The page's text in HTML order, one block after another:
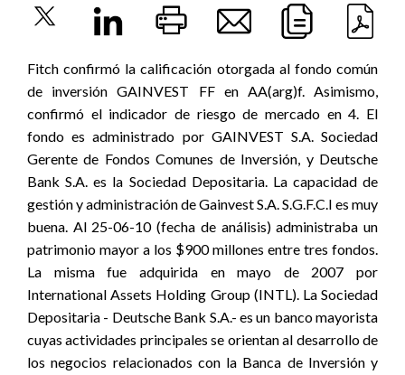
Fitch confirmó la calificación otorgada al fondo común
de inversión GAINVEST FF en AA(arg)f. Asimismo,
confirmó el indicador de riesgo de mercado en 4. El
fondo es administrado por GAINVEST S.A. Sociedad
Gerente de Fondos Comunes de Inversión, y Deutsche
Bank S.A. es la Sociedad Depositaria. La capacidad de
gestión y administración de Gainvest S.A. S.G.F.C.I es muy
buena. Al 25-06-10 (fecha de análisis) administraba un
patrimonio mayor a los $900 millones entre tres fondos.
La misma fue adquirida en mayo de 2007 por
International Assets Holding Group (INTL). La Sociedad
Depositaria - Deutsche Bank S.A.- es un banco mayorista
cuyas actividades principales se orientan al desarrollo de
los negocios relacionados con la Banca de Inversión y